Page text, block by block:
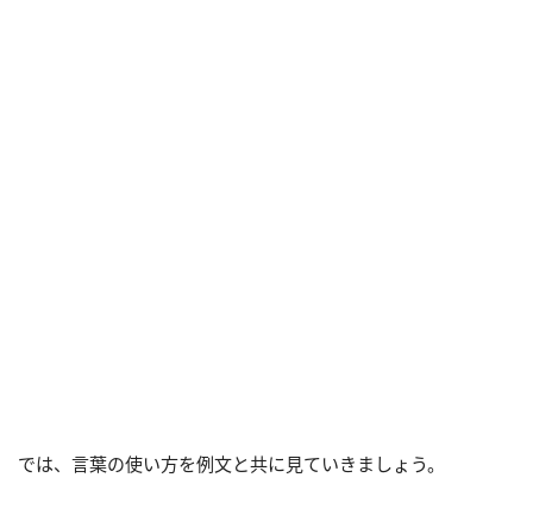
では、言葉の使い方を例文と共に見ていきましょう。